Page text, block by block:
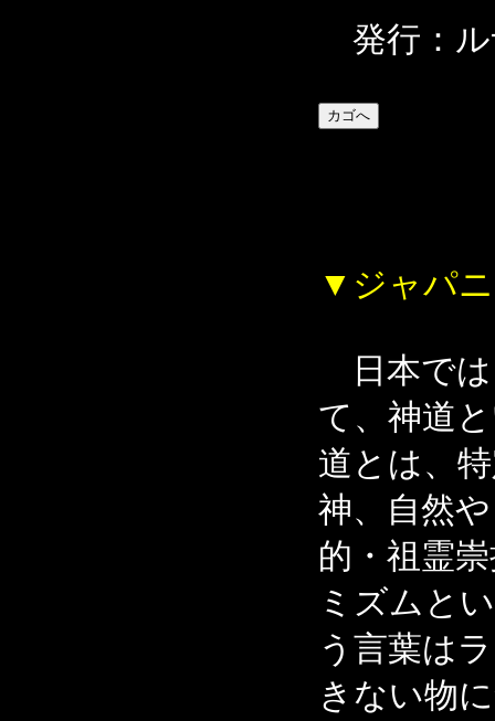
発行：ル
▼ジャパ
日本では
て、神道
道とは、
神、自然
的・祖霊
ミズムと
う言葉は
きない物